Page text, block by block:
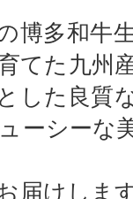
博多和牛
てた九州
した良質
ーシーな
届けしま